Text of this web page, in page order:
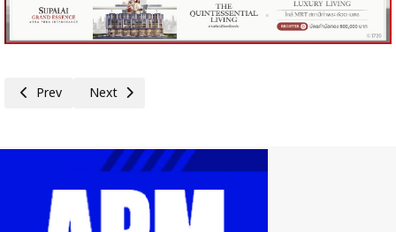
Previous article: กกร.หนุนเลือกตั้งคุณภาพ ต้านคอร์รัปชัน ลดต้นทุนแฝง เดิ
Prev Next article: กกร.ชี้คอร์รัปชันวิกฤตชาติ เสียงประชาชน–ธุรกิจ
Next